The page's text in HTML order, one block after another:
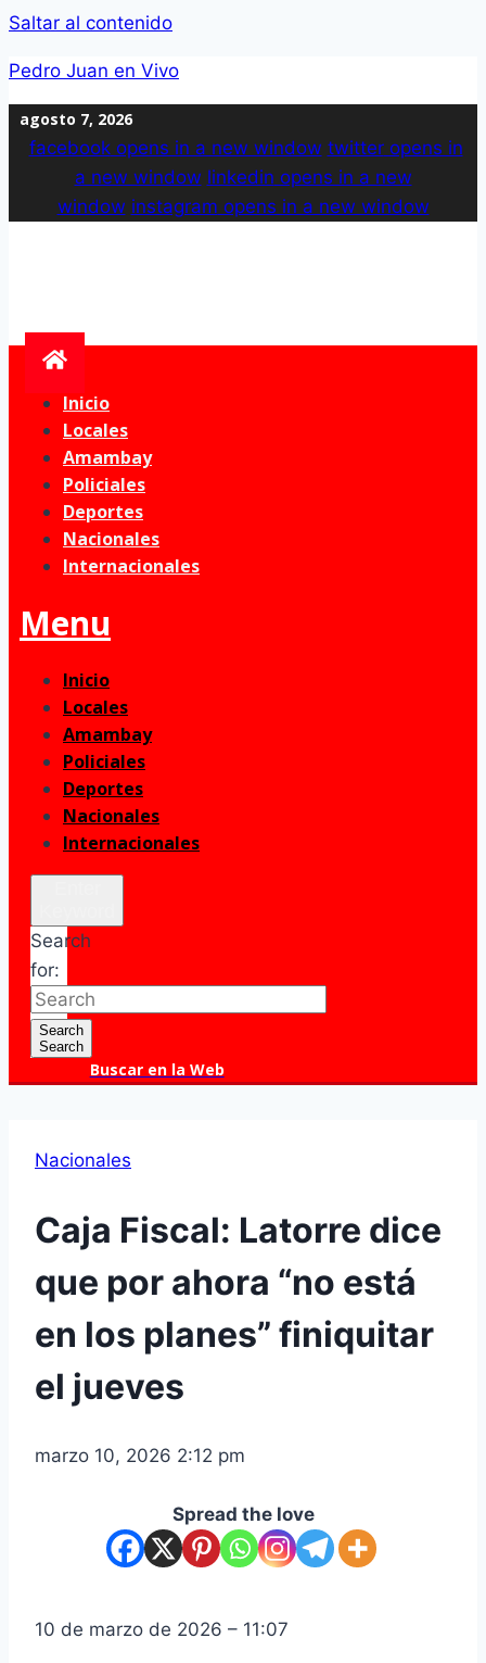
Saltar al contenido
Pedro Juan en Vivo
agosto 7, 2026
facebookopens in a new window twitteropens in
a new window linkedin opens in a new
window instagram opens in a new window
Inicio
Locales
Amambay
Policiales
Deportes
Nacionales
Internacionales
Menu
Inicio
Locales
Amambay
Policiales
Deportes
Nacionales
Internacionales
Search
for:
Search
Search
Buscar en la Web
Nacionales
Caja Fiscal: Latorre dice
que por ahora “no está
en los planes” finiquitar
el jueves
marzo 10, 2026 2:12 pm
Spread the love
10 de marzo de 2026 – 11:07